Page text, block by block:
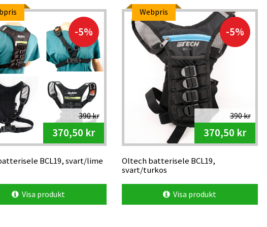
-5%
390 kr
370,50 kr
BCL19, svart/lime
Visa produkt
Webpris
-5%
390 kr
370,50 kr
Oltech batterisele BCL19,
svart/turkos
Visa produkt